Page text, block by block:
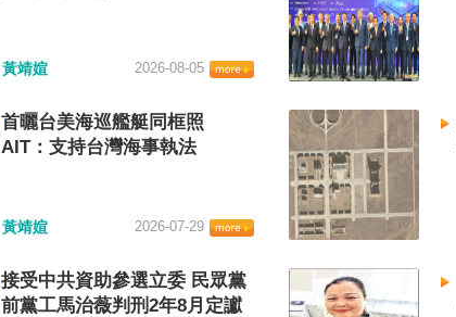
黃靖媗 2026-08-05
首曬台美海巡艦艇同框照
AIT：支持台灣海事執法
黃靖媗 2026-07-29
接受中共資助參選立委 民眾黨
前黨工馬治薇判刑2年8月定讞